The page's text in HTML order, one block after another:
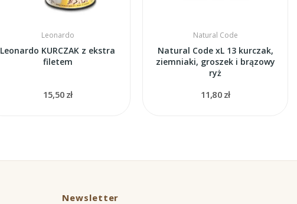
Leonardo
Leonardo KURCZAK z ekstra
filetem
15,50 zł
Natural Code
Natural Code xL 13 kurczak,
ziemniaki, groszek i brązowy
ryż
11,80 zł
Newsletter